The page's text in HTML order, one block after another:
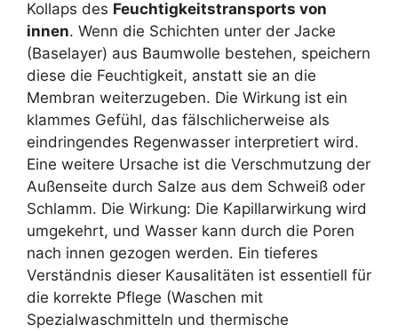
Kollaps des Feuchtigkeitstransports von
innen. Wenn die Schichten unter der Jacke
(Baselayer) aus Baumwolle bestehen, speichern
diese die Feuchtigkeit, anstatt sie an die
Membran weiterzugeben. Die Wirkung ist ein
klammes Gefühl, das fälschlicherweise als
eindringendes Regenwasser interpretiert wird.
Eine weitere Ursache ist die Verschmutzung der
Außenseite durch Salze aus dem Schweiß oder
Schlamm. Die Wirkung: Die Kapillarwirkung wird
umgekehrt, und Wasser kann durch die Poren
nach innen gezogen werden. Ein tieferes
Verständnis dieser Kausalitäten ist essentiell für
die korrekte Pflege (Waschen mit
Spezialwaschmitteln und thermische